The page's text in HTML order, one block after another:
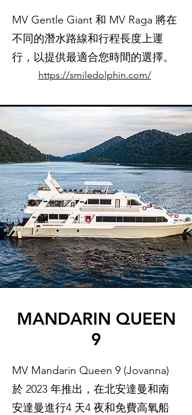
MV Gentle Giant 和 MV Raga 將在
不同的潛水路線和行程長度上運
行，以提供最適合您時間的選擇。
https://smiledolphin.com/
MANDARIN QUEEN
9
MV Mandarin Queen 9 (Jovanna)
於 2023 年推出，在北安達曼和南
安達曼進行4 天4 夜和免費高氧船